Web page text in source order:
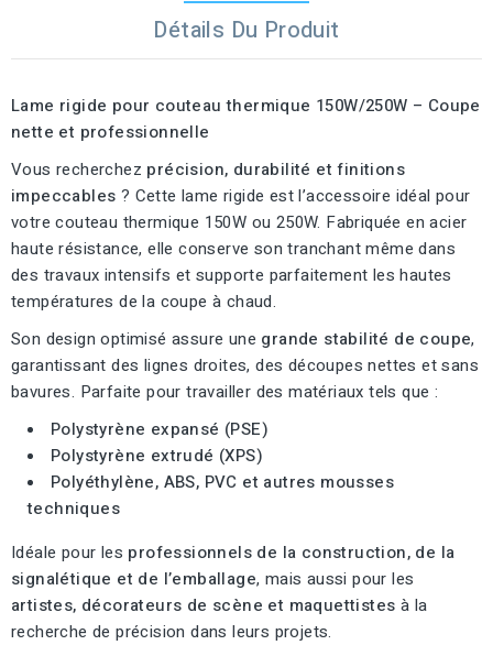
Détails Du Produit
Lame rigide pour couteau thermique 150W/250W – Coupe
nette et professionnelle
Vous recherchez précision, durabilité et finitions
impeccables ? Cette lame rigide est l’accessoire idéal pour
votre couteau thermique 150W ou 250W. Fabriquée en acier
haute résistance, elle conserve son tranchant même dans
des travaux intensifs et supporte parfaitement les hautes
températures de la coupe à chaud.
Son design optimisé assure une grande stabilité de coupe,
garantissant des lignes droites, des découpes nettes et sans
bavures. Parfaite pour travailler des matériaux tels que :
Polystyrène expansé (PSE)
Polystyrène extrudé (XPS)
Polyéthylène, ABS, PVC et autres mousses
techniques
Idéale pour les professionnels de la construction, de la
signalétique et de l’emballage, mais aussi pour les
artistes, décorateurs de scène et maquettistes à la
recherche de précision dans leurs projets.